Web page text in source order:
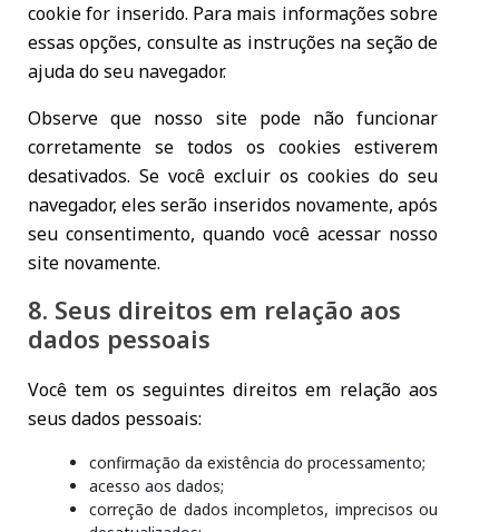
cookie for inserido. Para mais informações sobre
essas opções, consulte as instruções na seção de
ajuda do seu navegador.
Observe que nosso site pode não funcionar
corretamente se todos os cookies estiverem
desativados. Se você excluir os cookies do seu
navegador, eles serão inseridos novamente, após
seu consentimento, quando você acessar nosso
site novamente.
8. Seus direitos em relação aos
dados pessoais
Você tem os seguintes direitos em relação aos
seus dados pessoais:
confirmação da existência do processamento;
acesso aos dados;
correção de dados incompletos, imprecisos ou